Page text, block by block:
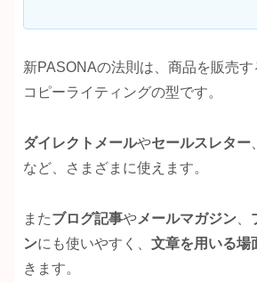
新PASONAの法則は、商品を販売す
コピーライティングの型です。
ダイレクトメールやセールスレター
など、さまざまに使えます。
またブログ記事やメールマガジン
ンにも使いやすく、 文章を用いる場
きます。